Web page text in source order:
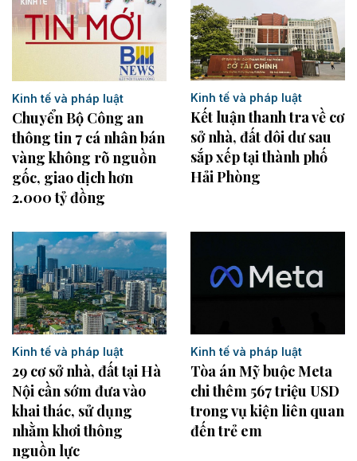
Kinh tế và pháp luật
Chuyển Bộ Công an
thông tin 7 cá nhân bán
vàng không rõ nguồn
gốc, giao dịch hơn
2.000 tỷ đồng
Kinh tế và pháp luật
Kết luận thanh tra về cơ
sở nhà, đất dôi dư sau
sắp xếp tại thành phố
Hải Phòng
Kinh tế và pháp luật
29 cơ sở nhà, đất tại Hà
Nội cần sớm đưa vào
khai thác, sử dụng
nhằm khơi thông
nguồn lực
Kinh tế và pháp luật
Tòa án Mỹ buộc Meta
chi thêm 567 triệu USD
trong vụ kiện liên quan
đến trẻ em